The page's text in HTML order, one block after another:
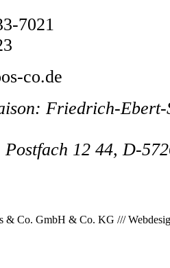
7021
co.de
: Friedrich-Ebert-
Postfach 12 44, D-
& Co. GmbH & Co. KG ///